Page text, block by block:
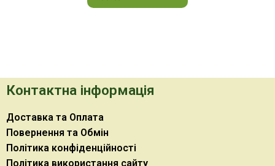
Контактна інформація
Доставка та Оплата
Повернення та Обмін
Політика конфіденційності
Політика використання сайту